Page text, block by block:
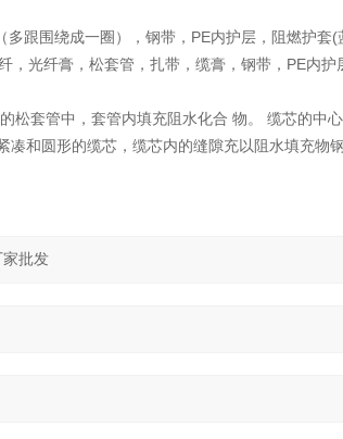
跟围绕成一圈），钢带，PE内护层，阻燃护套(
光纤膏，松套管，扎带，缆膏，钢带，PE内护
松套管中，套管内填充阻水化合 物。 缆芯的中
和圆形的缆芯，缆芯内的缝隙充以阻水填充物